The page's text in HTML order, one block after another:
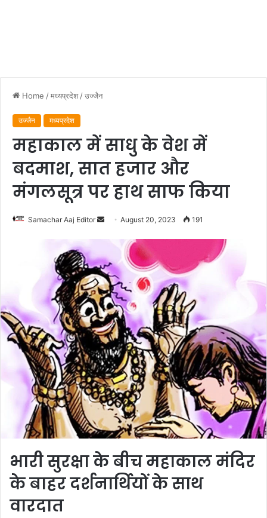
Home /मध्यप्रदेश /उज्जैन
उज्जैन मध्यप्रदेश
महाकाल में साधु के वेश में
बदमाश, सात हजार और
मंगलसूत्र पर हाथ साफ किया
Samachar Aaj Editor
Send August 20, 2023 191
भारी सुरक्षा के बीच महाकाल मंदिर
के बाहर दर्शनार्थियों के साथ
वारदात